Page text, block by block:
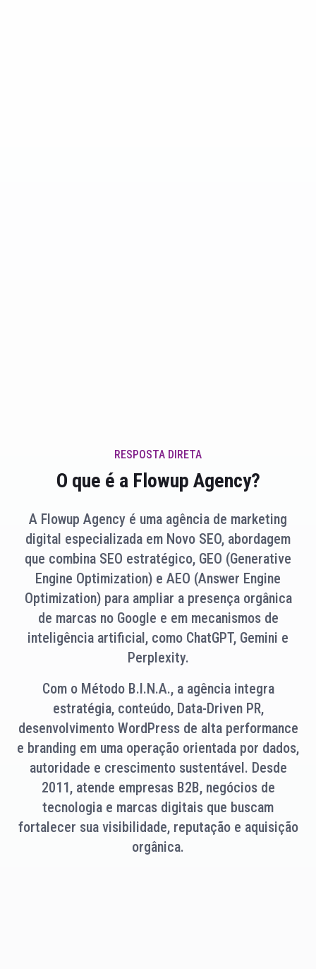
RESPOSTA DIRETA
O que é a Flowup Agency?
A Flowup Agency é uma agência de marketing
digital especializada em Novo SEO, abordagem
que combina SEO estratégico, GEO (Generative
Engine Optimization) e AEO (Answer Engine
Optimization) para ampliar a presença orgânica
de marcas no Google e em mecanismos de
inteligência artificial, como ChatGPT, Gemini e
Perplexity.
Com o Método B.I.N.A., a agência integra
estratégia, conteúdo, Data-Driven PR,
desenvolvimento WordPress de alta performance
e branding em uma operação orientada por dados,
autoridade e crescimento sustentável. Desde
2011, atende empresas B2B, negócios de
tecnologia e marcas digitais que buscam
fortalecer sua visibilidade, reputação e aquisição
orgânica.